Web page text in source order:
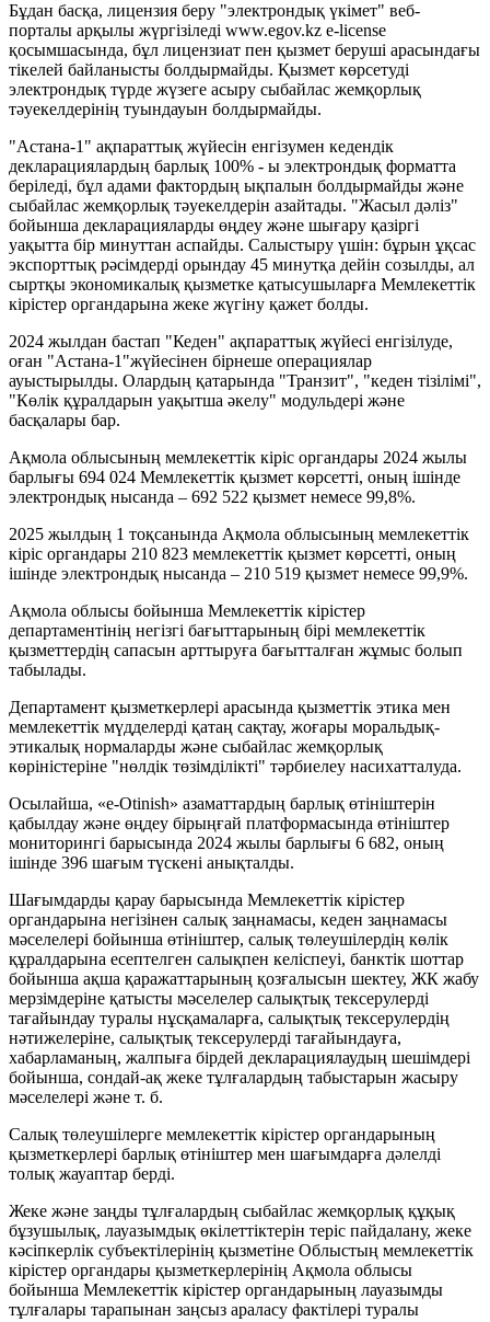
Бұдан басқа, лицензия беру "электрондық үкімет" веб-
порталы арқылы жүргізіледі www.egov.kz e-license
қосымшасында, бұл лицензиат пен қызмет беруші арасындағы
тікелей байланысты болдырмайды. Қызмет көрсетуді
электрондық түрде жүзеге асыру сыбайлас жемқорлық
тәуекелдерінің туындауын болдырмайды.
"Астана-1" ақпараттық жүйесін енгізумен кедендік
декларациялардың барлық 100% - ы электрондық форматта
беріледі, бұл адами фактордың ықпалын болдырмайды және
сыбайлас жемқорлық тәуекелдерін азайтады. "Жасыл дәліз"
бойынша декларацияларды өңдеу және шығару қазіргі
уақытта бір минуттан аспайды. Салыстыру үшін: бұрын ұқсас
экспорттық рәсімдерді орындау 45 минутқа дейін созылды, ал
сыртқы экономикалық қызметке қатысушыларға Мемлекеттік
кірістер органдарына жеке жүгіну қажет болды.
2024 жылдан бастап "Кеден" ақпараттық жүйесі енгізілуде,
оған "Астана-1"жүйесінен бірнеше операциялар
ауыстырылды. Олардың қатарында "Транзит", "кеден тізілімі",
"Көлік құралдарын уақытша әкелу" модульдері және
басқалары бар.
Ақмола облысының мемлекеттік кіріс органдары 2024 жылы
барлығы 694 024 Мемлекеттік қызмет көрсетті, оның ішінде
электрондық нысанда – 692 522 қызмет немесе 99,8%.
2025 жылдың 1 тоқсанында Ақмола облысының мемлекеттік
кіріс органдары 210 823 мемлекеттік қызмет көрсетті, оның
ішінде электрондық нысанда – 210 519 қызмет немесе 99,9%.
Ақмола облысы бойынша Мемлекеттік кірістер
департаментінің негізгі бағыттарының бірі мемлекеттік
қызметтердің сапасын арттыруға бағытталған жұмыс болып
табылады.
Департамент қызметкерлері арасында қызметтік этика мен
мемлекеттік мүдделерді қатаң сақтау, жоғары моральдық-
этикалық нормаларды және сыбайлас жемқорлық
көріністеріне "нөлдік төзімділікті" тәрбиелеу насихатталуда.
Осылайша, «e-Otinish» азаматтардың барлық өтініштерін
қабылдау және өңдеу бірыңғай платформасында өтініштер
мониторингі барысында 2024 жылы барлығы 6 682, оның
ішінде 396 шағым түскені анықталды.
Шағымдарды қарау барысында Мемлекеттік кірістер
органдарына негізінен салық заңнамасы, кеден заңнамасы
мәселелері бойынша өтініштер, салық төлеушілердің көлік
құралдарына есептелген салықпен келіспеуі, банктік шоттар
бойынша ақша қаражаттарының қозғалысын шектеу, ЖК жабу
мерзімдеріне қатысты мәселелер салықтық тексерулерді
тағайындау туралы нұсқамаларға, салықтық тексерулердің
нәтижелеріне, салықтық тексерулерді тағайындауға,
хабарламаның, жалпыға бірдей декларациялаудың шешімдері
бойынша, сондай-ақ жеке тұлғалардың табыстарын жасыру
мәселелері және т. б.
Салық төлеушілерге мемлекеттік кірістер органдарының
қызметкерлері барлық өтініштер мен шағымдарға дәлелді
толық жауаптар берді.
Жеке және заңды тұлғалардың сыбайлас жемқорлық құқық
бұзушылық, лауазымдық өкілеттіктерін теріс пайдалану, жеке
кәсіпкерлік субъектілерінің қызметіне Облыстың мемлекеттік
кірістер органдары қызметкерлерінің Ақмола облысы
бойынша Мемлекеттік кірістер органдарының лауазымды
тұлғалары тарапынан заңсыз араласу фактілері туралы